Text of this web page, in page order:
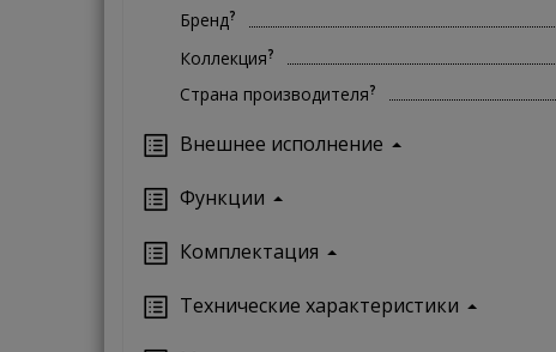
Бренд?
Коллекция?
Страна производителя?
Внешнее исполнение
Функции
Комплектация
Технические характеристики